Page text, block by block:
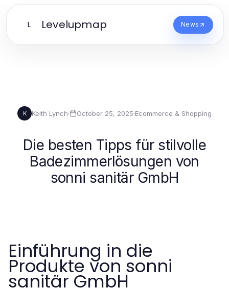
L Levelupmap News
K Keith Lynch· October 25, 2025·Ecommerce & Shopping
Die besten Tipps für stilvolle
Badezimmerlösungen von
sonni sanitär GmbH
Einführung in die
Produkte von sonni
sanitär GmbH